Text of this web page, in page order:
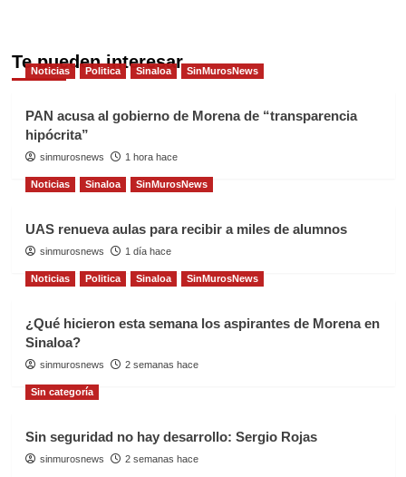
Te pueden interesar
Noticias Politica Sinaloa SinMurosNews
PAN acusa al gobierno de Morena de “transparencia
hipócrita”
sinmurosnews 1 hora hace
Noticias Sinaloa SinMurosNews
UAS renueva aulas para recibir a miles de alumnos
sinmurosnews 1 día hace
Noticias Politica Sinaloa SinMurosNews
¿Qué hicieron esta semana los aspirantes de Morena en
Sinaloa?
sinmurosnews 2 semanas hace
Sin categoría
Sin seguridad no hay desarrollo: Sergio Rojas
sinmurosnews 2 semanas hace